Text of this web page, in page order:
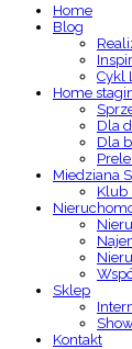
Home
Blog
Cykl
Home
Dla
Dla
Miedziana
Klub
Sklep
Kontakt